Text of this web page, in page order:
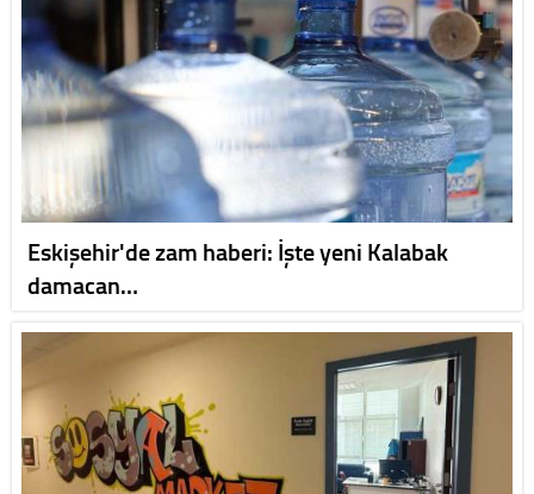
Eskişehir'de zam haberi: İşte yeni Kalabak
damacan…